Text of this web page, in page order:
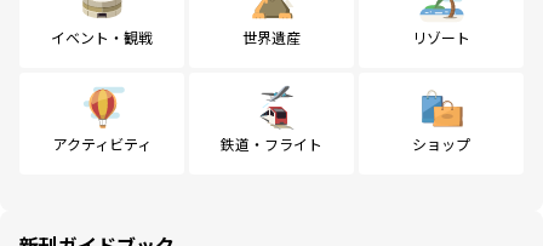
イベント・観戦 世界遺産 リゾート
アクティビティ 鉄道・フライト ショップ